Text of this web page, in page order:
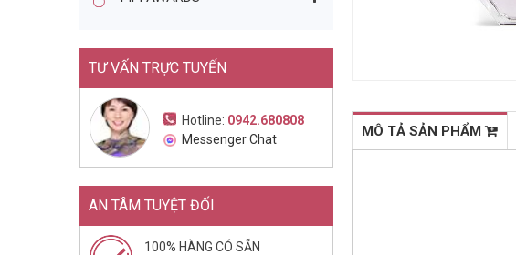
TƯ VẤN TRỰC TUYẾN
Hotline: 0942.680808
Messenger Chat
AN TÂM TUYỆT ĐỐI
100% HÀNG CÓ SẴN
MÔ TẢ SẢN PHẨM